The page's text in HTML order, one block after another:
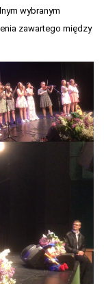
wybranym
zawartego między